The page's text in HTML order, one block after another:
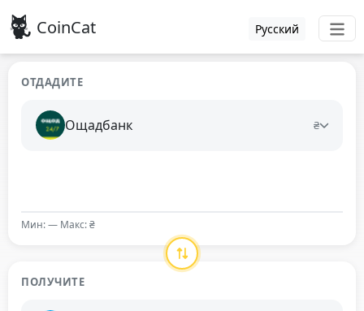
CoinCat Русский
ОТДАДИТЕ
Ощадбанк ₴
Мин: — Макс: ₴
ПОЛУЧИТЕ